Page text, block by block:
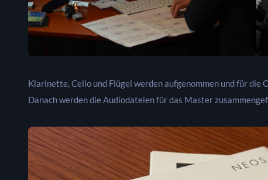
Klarinette, Cello und Flügel werden aufgenommen und für die
Danach werden die Audiodateien für das Master